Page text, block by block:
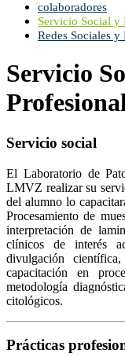
colaboradores
Servicio Social y
Redes Sociales y
Servicio
Servicio social
El Laboratorio de
LMVZ realizar su
del alumno lo
Procesamiento de
interpretación de
clínicos de interés
divulgación
capacitación en
metodología
citológicos.
Prácticas